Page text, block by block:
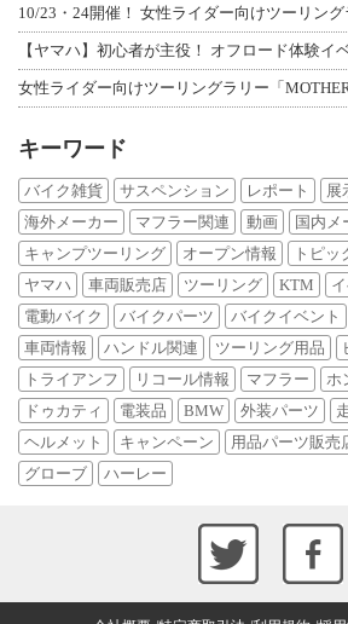
10/23・24開催！ 女性ライダー向けツーリン
【ヤマハ】初心者が主役！ オフロード体験イ
女性ライダー向けツーリングラリー「
キーワード
バイク雑貨 サスペンション レポート 展
海外メーカー
マフラー関連 動画
国内メ
キャンプツーリング
オープン情報 トピッ
ヤマハ
車両販売店 ツーリング KTM
電動バイク
バイクパーツ バイクイベント
車両情報
ハンドル関連 ツーリング用品
トライアンフ
リコール情報 マフラー ホ
ドゥカティ
電装品 BMW 外装パーツ
ヘルメット
キャンペーン 用品パーツ販売
グローブ
ハーレー